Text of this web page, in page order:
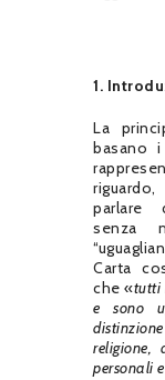
1.
La
basano
parlare
senza
Carta
che «tutti
e sono
religione,
personali